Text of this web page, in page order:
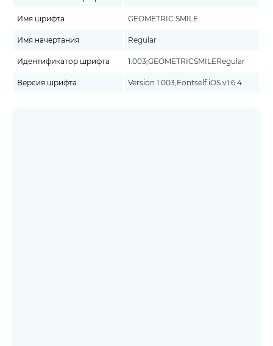
Имя шрифта GEOMETRIC SMILE
Имя начертания Regular
Идентификатор шрифта 1.003;GEOMETRICSMILERegular
Версия шрифта Version 1.003;Fontself iOS v1.6.4